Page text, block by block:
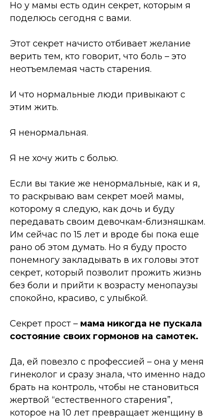
Но у мамы есть один секрет, которым я
поделюсь сегодня с вами.
Этот секрет начисто отбивает желание
верить тем, кто говорит, что боль – это
неотъемлемая часть старения.
И что нормальные люди привыкают с
этим жить.
Я ненормальная.
Я не хочу жить с болью.
Если вы такие же ненормальные, как и я,
то раскрываю вам секрет моей мамы,
которому я следую, как дочь и буду
передавать своим девочкам-близняшкам.
Им сейчас по 15 лет и вроде бы пока еще
рано об этом думать. Но я буду просто
понемногу закладывать в их головы этот
секрет, который позволит прожить жизнь
без боли и прийти к возрасту менопаузы
спокойно, красиво, с улыбкой.
Секрет прост – мама никогда не пускала
состояние своих гормонов на самотек.
Да, ей повезло с профессией – она у меня
гинеколог и сразу знала, что именно надо
брать на контроль, чтобы не становиться
жертвой “естественного старения”,
которое на 10 лет превращает женщину в